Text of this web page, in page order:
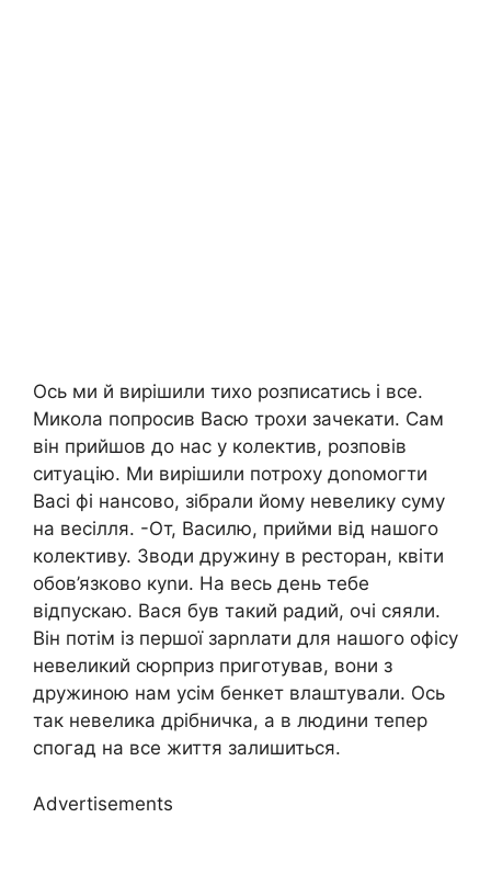
Ось ми й вирішили тихо розписатись і все.
Микола попросив Васю трохи зачекати. Сам
він прийшов до нас у колектив, розповів
ситуацію. Ми вирішили потроху доnомогти
Васі фі нансово, зібрали йому невелику суму
на весілля. -От, Василю, прийми від нашого
колективу. Зводи дружину в ресторан, квіти
обов’язково куnи. На весь день тебе
відпускаю. Вася був такий радий, очі сяяли.
Він потім із першої зарnлати для нашого офісу
невеликий сюрприз приготував, вони з
дружиною нам усім бенкет влаштували. Ось
так невелика дрібничка, а в людини тепер
спогад на все життя залишиться.
Advertisements